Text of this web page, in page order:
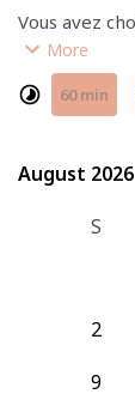
Vous avez
dessus la
--
sur 3 ou 5
Offre
More
60 min
August 2026
August 2026
S
2
9